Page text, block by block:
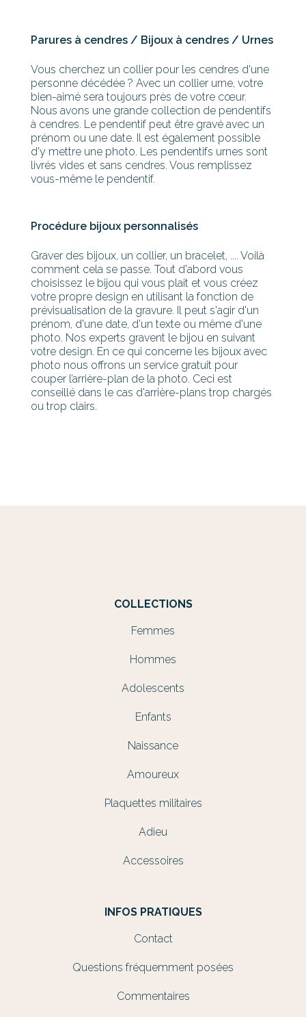
Parures à cendres / Bijoux à cendres / Urnes
Vous cherchez un collier pour les cendres d'une
personne décédée ? Avec un collier urne, votre
bien-aimé sera toujours près de votre cœur.
Nous avons une grande collection de pendentifs
à cendres. Le pendentif peut être gravé avec un
prénom ou une date. Il est également possible
d'y mettre une photo. Les pendentifs urnes sont
livrés vides et sans cendres. Vous remplissez
vous-même le pendentif.
Procédure bijoux personnalisés
Graver des bijoux, un collier, un bracelet, .... Voilà
comment cela se passe. Tout d'abord vous
choisissez le bijou qui vous plait et vous créez
votre propre design en utilisant la fonction de
prévisualisation de la gravure. Il peut s'agir d'un
prénom, d'une date, d'un texte ou même d'une
photo. Nos experts gravent le bijou en suivant
votre design. En ce qui concerne les bijoux avec
photo nous offrons un service gratuit pour
couper l’arrière-plan de la photo. Ceci est
conseillé dans le cas d'arrière-plans trop chargés
ou trop clairs.
COLLECTIONS
Femmes
Hommes
Adolescents
Enfants
Naissance
Amoureux
Plaquettes militaires
Adieu
Accessoires
INFOS PRATIQUES
Contact
Questions fréquemment posées
Commentaires